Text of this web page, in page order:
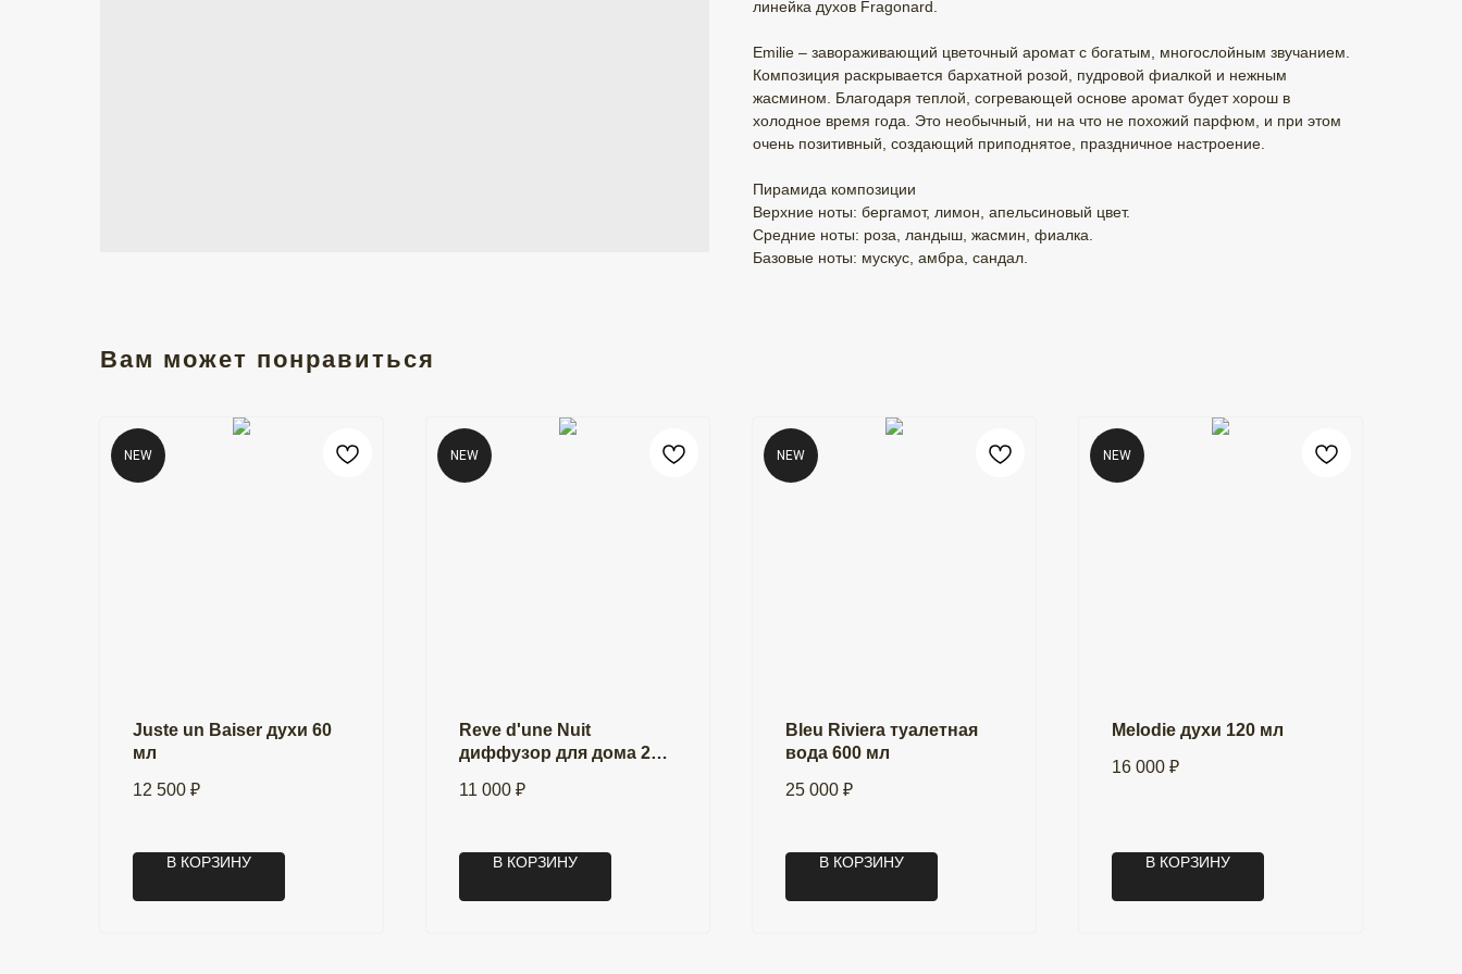
линейка духов Fragonard.
Emilie – завораживающий цветочный аромат с богатым, многослойным звучанием.
Композиция раскрывается бархатной розой, пудровой фиалкой и нежным
жасмином. Благодаря теплой, согревающей основе аромат будет хорош в
холодное время года. Это необычный, ни на что не похожий парфюм, и при этом
очень позитивный, создающий приподнятое, праздничное настроение.
Пирамида композиции
Верхние ноты: бергамот, лимон, апельсиновый цвет.
Средние ноты: роза, ландыш, жасмин, фиалка.
Базовые ноты: мускус, амбра, сандал.
Вам может понравиться
NEW
Juste un Baiser духи 60
мл
12 500 ₽
В КОРЗИНУ
NEW
Reve d'une Nuit
диффузор для дома 250
11 000 ₽
В КОРЗИНУ
NEW
Bleu Riviera туалетная
вода 600 мл
25 000 ₽
В КОРЗИНУ
NEW
Melodie духи 120 мл
16 000 ₽
В КОРЗИНУ